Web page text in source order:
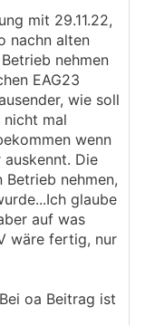
mit 29.11.22,
nachn alten
nehmen
EAG23
wie soll
nicht mal
wenn
Die
nehmen,
glaube
auf was
wäre fertig, nur
oa Beitrag ist